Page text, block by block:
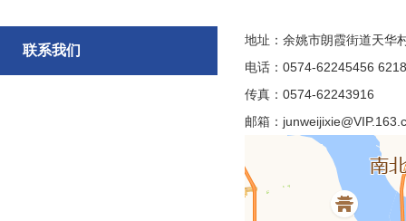
联系我们
地址：余姚市朗霞街道天华
电话：0574-62245456
传真：0574-62243916
邮箱：